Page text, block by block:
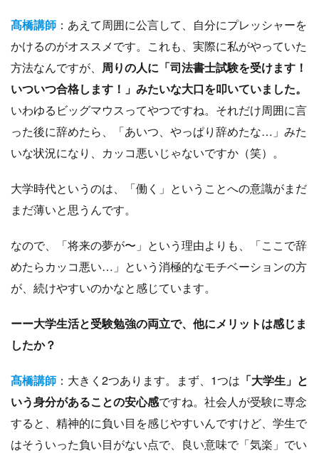
髙橋講師 ：あえて周囲に公言して、自分にプレッシャーを
かけるのがオススメです。これも、実際に私がやっていた
方法なんですが、 周りの人に「司法書士試験を受けます！
いついつ合格します！」みたいな大口を叩いていました。
いわゆるビッグマウスってやつですね。それだけ周囲に言
った後に辞めたら、「あいつ、やっぱり辞めたな…」みた
いな状況になり、カッコ悪いじゃないですか（笑）。
大学時代というのは、「働く」ということへの意識がまだ
まだ薄いと思うんです。
なので、「将来の夢が〜」という理由よりも、「ここで辞
めたらカッコ悪い…」という消極的なモチベーションの方
が、続けやすいのかなと感じています。
ーー大学生活と受験勉強の両立で、他にメリットは感じま
したか？
髙橋講師 ：大きく2つあります。まず、1つは 「大学生」と
いう身分があることの安心感ですね。社会人が受験に専念
すると、精神的に負い目を感じやすいんですけど、学生で
はそういった負い目がない点で、良い意味で「気楽」でい